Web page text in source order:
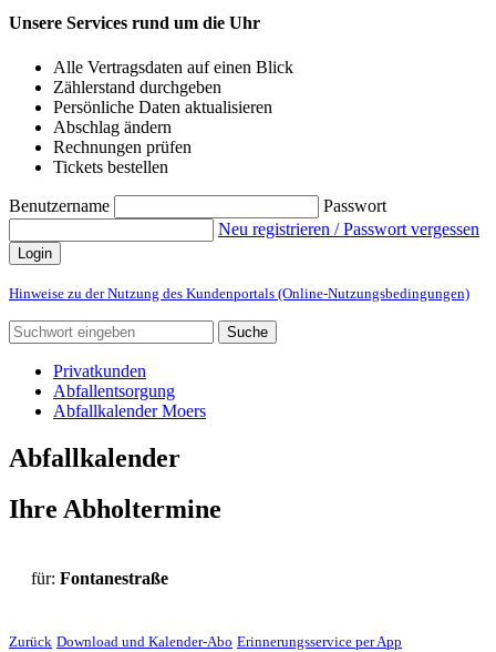
Unsere Services rund um die Uhr
Alle Vertragsdaten auf einen Blick
Zählerstand durchgeben
Persönliche Daten aktualisieren
Abschlag ändern
Rechnungen prüfen
Tickets bestellen
Benutzername
Passwort
Neu registrieren / Passwort vergessen
Login
Hinweise zu der Nutzung des Kundenportals (Online-Nutzungsbedingungen)
Suche
Privatkunden
Abfallentsorgung
Abfallkalender Moers
Abfallkalender
Ihre Abholtermine
für: Fontanestraße
Zurück Download und Kalender-Abo Erinnerungsservice per App